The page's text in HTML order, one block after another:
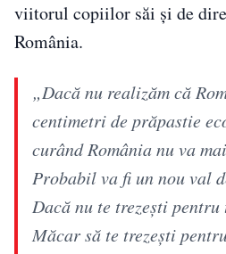
viitorul copiilor săi și de
România.
„Dacă nu realizăm că
centimetri de prăpastie
curând România nu va
Probabil va fi un nou val
Dacă nu te trezești pentru
Măcar să te trezești